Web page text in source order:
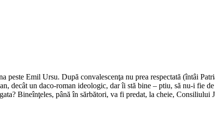
peste Emil Ursu. După convalescenţa nu prea respectată (întâi
decât un daco-roman ideologic, dar îi stă bine – ptiu, să nu-i fie
Bineînţeles, până în sărbători, va fi predat, la cheie, Consiliului